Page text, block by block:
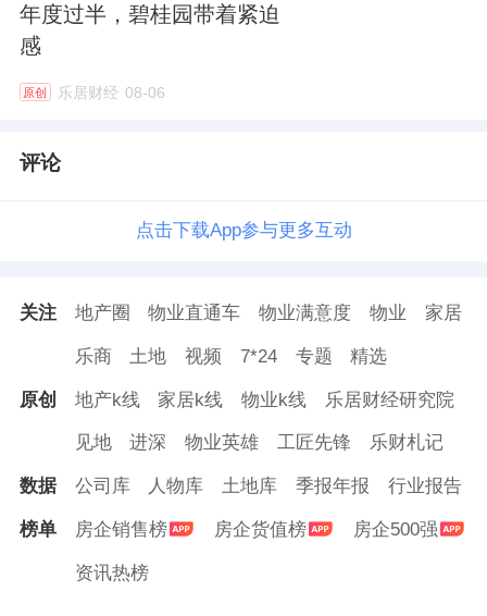
年度过半，碧桂园带着紧迫
感
原创 乐居财经 08-06
评论
点击下载App参与更多互动
关注 地产圈 物业直通车 物业满意度 物业 家居
乐商 土地 视频 7*24 专题 精选
原创 地产k线 家居k线 物业k线 乐居财经研究院
见地 进深 物业英雄 工匠先锋 乐财札记
数据 公司库 人物库 土地库 季报年报 行业报告
榜单 房企销售榜 房企货值榜 房企500强
资讯热榜